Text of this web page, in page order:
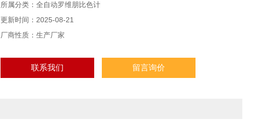
所属分类：全自动罗维朋比色计
更新时间：2025-08-21
厂商性质：生产厂家
联系我们 留言询价